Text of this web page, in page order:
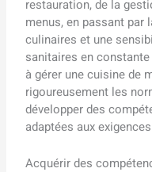
restauration, de la
menus, en passant
culinaires et une
sanitaires en
à gérer une cuisine de
rigoureusement les
développer des
adaptées aux
Acquérir des